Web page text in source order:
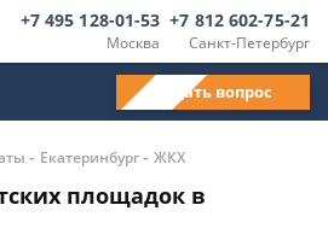
Москва
+7 495 128-01-53
Санкт-Петербург
+7 812 602-75-21
Задать вопрос
- Екатеринбург- ЖКХ
площадок в